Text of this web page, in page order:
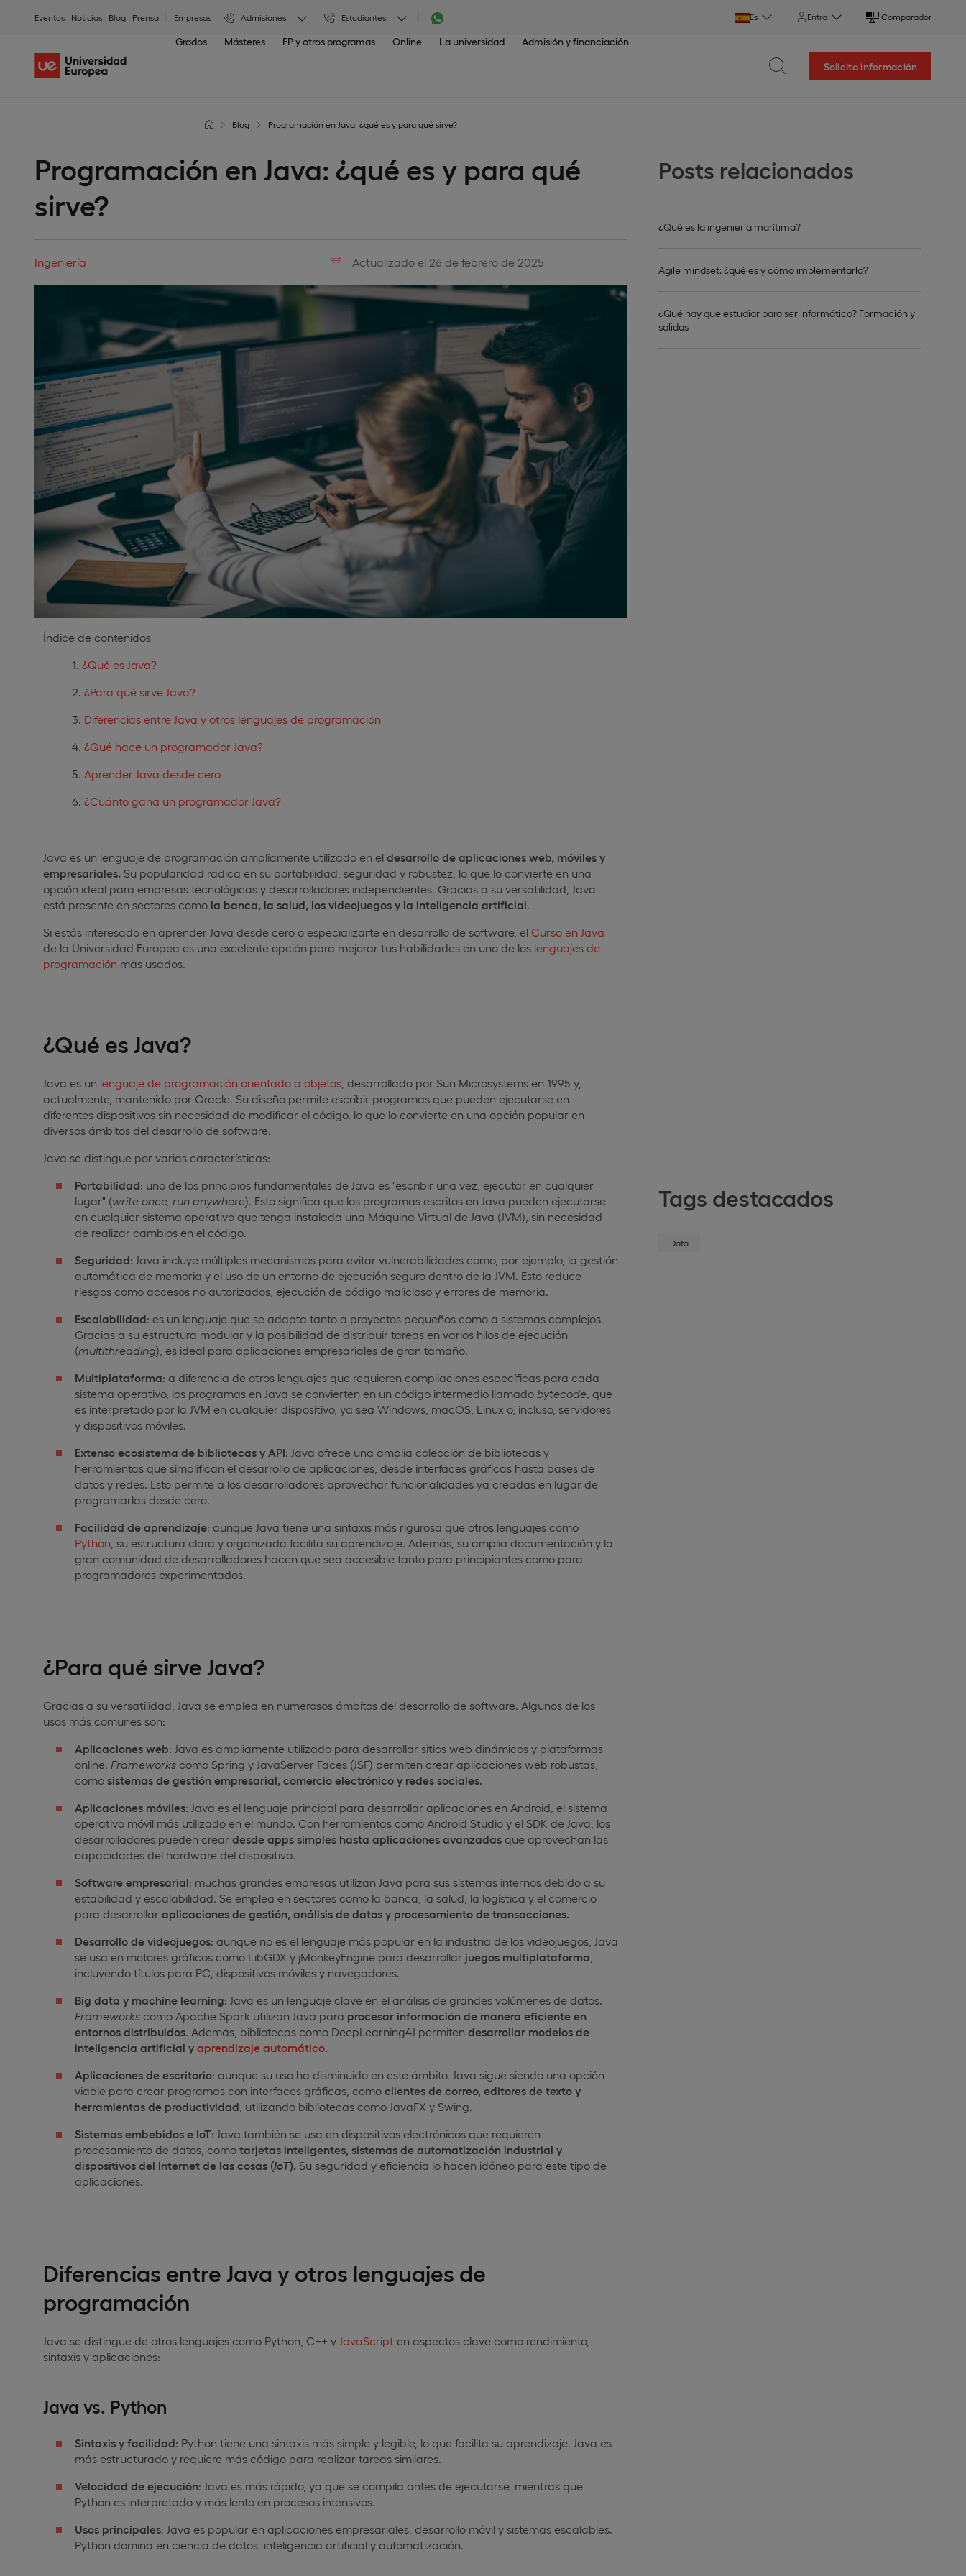
Eventos Noticias Blog Prensa Empresas Admisiones: Estudiantes: Es Entra Comparador
Grados Másteres FP y otros programas Online La universidad Admisión y financiación
Solicita información
Posts relacionados
¿Qué es la ingeniería marítima?
Agile mindset: ¿qué es y cómo implementarla?
¿Qué hay que estudiar para ser informático? Formación y
salidas
Tags destacados
Data
Blog Programación en Java: ¿qué es y para qué sirve?
Programación en Java: ¿qué es y para qué
sirve?
Ingeniería Actualizado el 26 de febrero de 2025
Índice de contenidos
¿Qué es Java?
¿Para qué sirve Java?
Diferencias entre Java y otros lenguajes de programación
¿Qué hace un programador Java?
Aprender Java desde cero
¿Cuánto gana un programador Java?
Java es un lenguaje de programación ampliamente utilizado en el desarrollo de aplicaciones web, móviles y
empresariales. Su popularidad radica en su portabilidad, seguridad y robustez, lo que lo convierte en una
opción ideal para empresas tecnológicas y desarrolladores independientes. Gracias a su versatilidad, Java
está presente en sectores como la banca, la salud, los videojuegos y la inteligencia artificial
Si estás interesado en aprender Java desde cero o especializarte en desarrollo de software, el Curso en Java
de la Universidad Europea es una excelente opción para mejorar tus habilidades en uno de los lenguajes de
programación más usados.
¿Qué es Java?
Java es un lenguaje de programación orientado a objetos , desarrollado por Sun Microsystems en 1995 y,
actualmente, mantenido por Oracle. Su diseño permite escribir programas que pueden ejecutarse en
diferentes dispositivos sin necesidad de modificar el código, lo que lo convierte en una opción popular en
diversos ámbitos del desarrollo de software.
Java se distingue por varias características:
Portabilidad: uno de los principios fundamentales de Java es "escribir una vez, ejecutar en cualquier
lugar" (write once, run anywhere). Esto significa que los programas escritos en Java pueden ejecutarse
en cualquier sistema operativo que tenga instalada una Máquina Virtual de Java (JVM), sin necesidad
de realizar cambios en el código.
Seguridad: Java incluye múltiples mecanismos para evitar vulnerabilidades como, por ejemplo, la gestión
automática de memoria y el uso de un entorno de ejecución seguro dentro de la JVM. Esto reduce
riesgos como accesos no autorizados, ejecución de código malicioso y errores de memoria.
Escalabilidad: es un lenguaje que se adapta tanto a proyectos pequeños como a sistemas complejos.
Gracias a su estructura modular y la posibilidad de distribuir tareas en varios hilos de ejecución
(multithreading), es ideal para aplicaciones empresariales de gran tamaño.
Multiplataforma: a diferencia de otros lenguajes que requieren compilaciones específicas para cada
sistema operativo, los programas en Java se convierten en un código intermedio llamado bytecode , que
es interpretado por la JVM en cualquier dispositivo, ya sea Windows, macOS, Linux o, incluso, servidores
y dispositivos móviles.
Extenso ecosistema de bibliotecas y API: Java ofrece una amplia colección de bibliotecas y
herramientas que simplifican el desarrollo de aplicaciones, desde interfaces gráficas hasta bases de
datos y redes. Esto permite a los desarrolladores aprovechar funcionalidades ya creadas en lugar de
programarlas desde cero.
Facilidad de aprendizaje: aunque Java tiene una sintaxis más rigurosa que otros lenguajes como
Python , su estructura clara y organizada facilita su aprendizaje. Además, su amplia documentación y la
gran comunidad de desarrolladores hacen que sea accesible tanto para principiantes como para
programadores experimentados.
¿Para qué sirve Java?
Gracias a su versatilidad, Java se emplea en numerosos ámbitos del desarrollo de software. Algunos de los
usos más comunes son:
Aplicaciones web: Java es ampliamente utilizado para desarrollar sitios web dinámicos y plataformas
online. Frameworks como Spring y JavaServer Faces (JSF) permiten crear aplicaciones web robustas,
como sistemas de gestión empresarial, comercio electrónico y redes sociales.
Aplicaciones móviles: Java es el lenguaje principal para desarrollar aplicaciones en Android, el sistema
operativo móvil más utilizado en el mundo. Con herramientas como Android Studio y el SDK de Java, los
desarrolladores pueden crear desde apps simples hasta aplicaciones avanzadas que aprovechan las
capacidades del hardware del dispositivo.
Software empresarial: muchas grandes empresas utilizan Java para sus sistemas internos debido a su
estabilidad y escalabilidad. Se emplea en sectores como la banca, la salud, la logística y el comercio
para desarrollar aplicaciones de gestión, análisis de datos y procesamiento de transacciones.
Desarrollo de videojuegos: aunque no es el lenguaje más popular en la industria de los videojuegos, Java
se usa en motores gráficos como LibGDX y jMonkeyEngine para desarrollar juegos multiplataforma
incluyendo títulos para PC, dispositivos móviles y navegadores.
Big data y machine learning: Java es un lenguaje clave en el análisis de grandes volúmenes de datos.
Frameworks como Apache Spark utilizan Java para procesar información de manera eficiente en
entornos distribuidos . Además, bibliotecas como DeepLearning4J permiten desarrollar modelos de
inteligencia artificial y aprendizaje automático
Aplicaciones de escritorio: aunque su uso ha disminuido en este ámbito, Java sigue siendo una opción
viable para crear programas con interfaces gráficas, como clientes de correo, editores de texto y
herramientas de productividad , utilizando bibliotecas como JavaFX y Swing.
Sistemas embebidos e IoT: Java también se usa en dispositivos electrónicos que requieren
procesamiento de datos, como tarjetas inteligentes, sistemas de automatización industrial y
dispositivos del Internet de las cosas (IoT). Su seguridad y eficiencia lo hacen idóneo para este tipo de
aplicaciones.
Diferencias entre Java y otros lenguajes de
programación
Java se distingue de otros lenguajes como Python, C++ y JavaScript en aspectos clave como rendimiento,
sintaxis y aplicaciones:
Java vs. Python
Sintaxis y facilidad: Python tiene una sintaxis más simple y legible, lo que facilita su aprendizaje. Java es
más estructurado y requiere más código para realizar tareas similares.
Velocidad de ejecución: Java es más rápido, ya que se compila antes de ejecutarse, mientras que
Python es interpretado y más lento en procesos intensivos.
Usos principales: Java es popular en aplicaciones empresariales, desarrollo móvil y sistemas escalables.
Python domina en ciencia de datos, inteligencia artificial y automatización.